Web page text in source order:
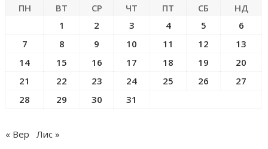
ПН ВТ СР ЧТ ПТ СБ
НД
1
2 3 4 5
6
7
8 9 10 11 12
13
14
15 16 17 18 19
20
21
22 23 24 25 26
27
28
29 30 31
« Вер Лис »